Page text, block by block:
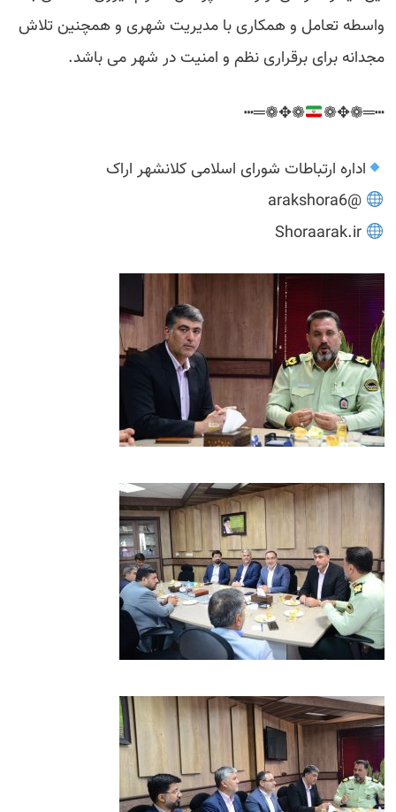
واسطه تعامل و همکاری با مدیریت شهری و همچنین تلاش
مجدانه برای برقراری نظم و امنیت در شهر می باشد.
┅═❁✥❁
❁✥❁═┅
اداره ارتباطات شورای اسلامی کلانشهر اراک
@arakshora6
Shoraarak.ir